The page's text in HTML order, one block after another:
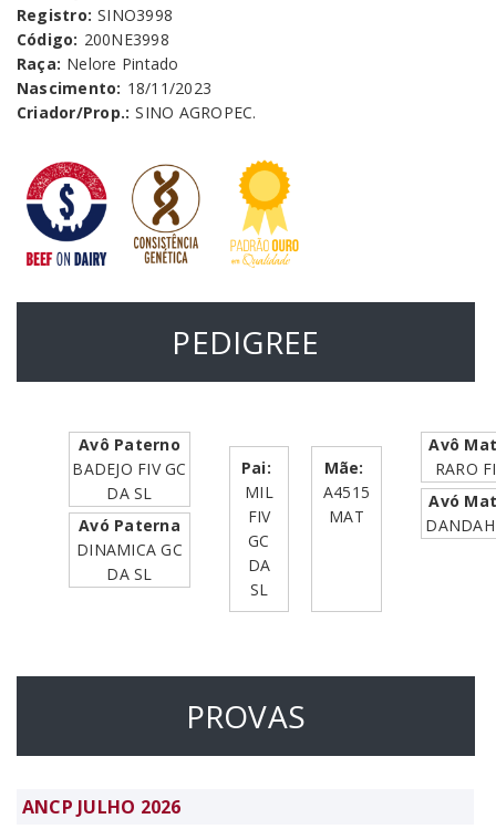
Registro: SINO3998
Código: 200NE3998
Raça: Nelore Pintado
Nascimento: 18/11/2023
Criador/Prop.: SINO AGROPEC.
PEDIGREE
Avô Paterno
BADEJO FIV GC
DA SL
Avó Paterna
DINAMICA GC
DA SL
Pai:
MIL
FIV
GC
DA
SL
Mãe:
A4515
MAT
Avô
RARO
Avó
PROVAS
ANCP JULHO 2026